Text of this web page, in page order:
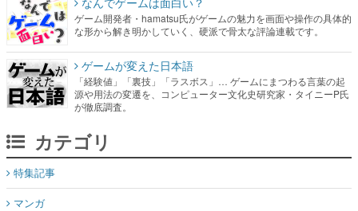
ゲーム開発者・hamatsu氏がゲームの魅力を画面や操作の具体的
な形から解き明かしていく、硬派で骨太な評論連載です。
ゲームが変えた日本語
「経験値」「裏技」「ラスボス」… ゲームにまつわる言葉の起
源や用法の変遷を、コンピューター文化史研究家・タイニーP氏
が徹底調査。
カテゴリ
特集記事
マンガ